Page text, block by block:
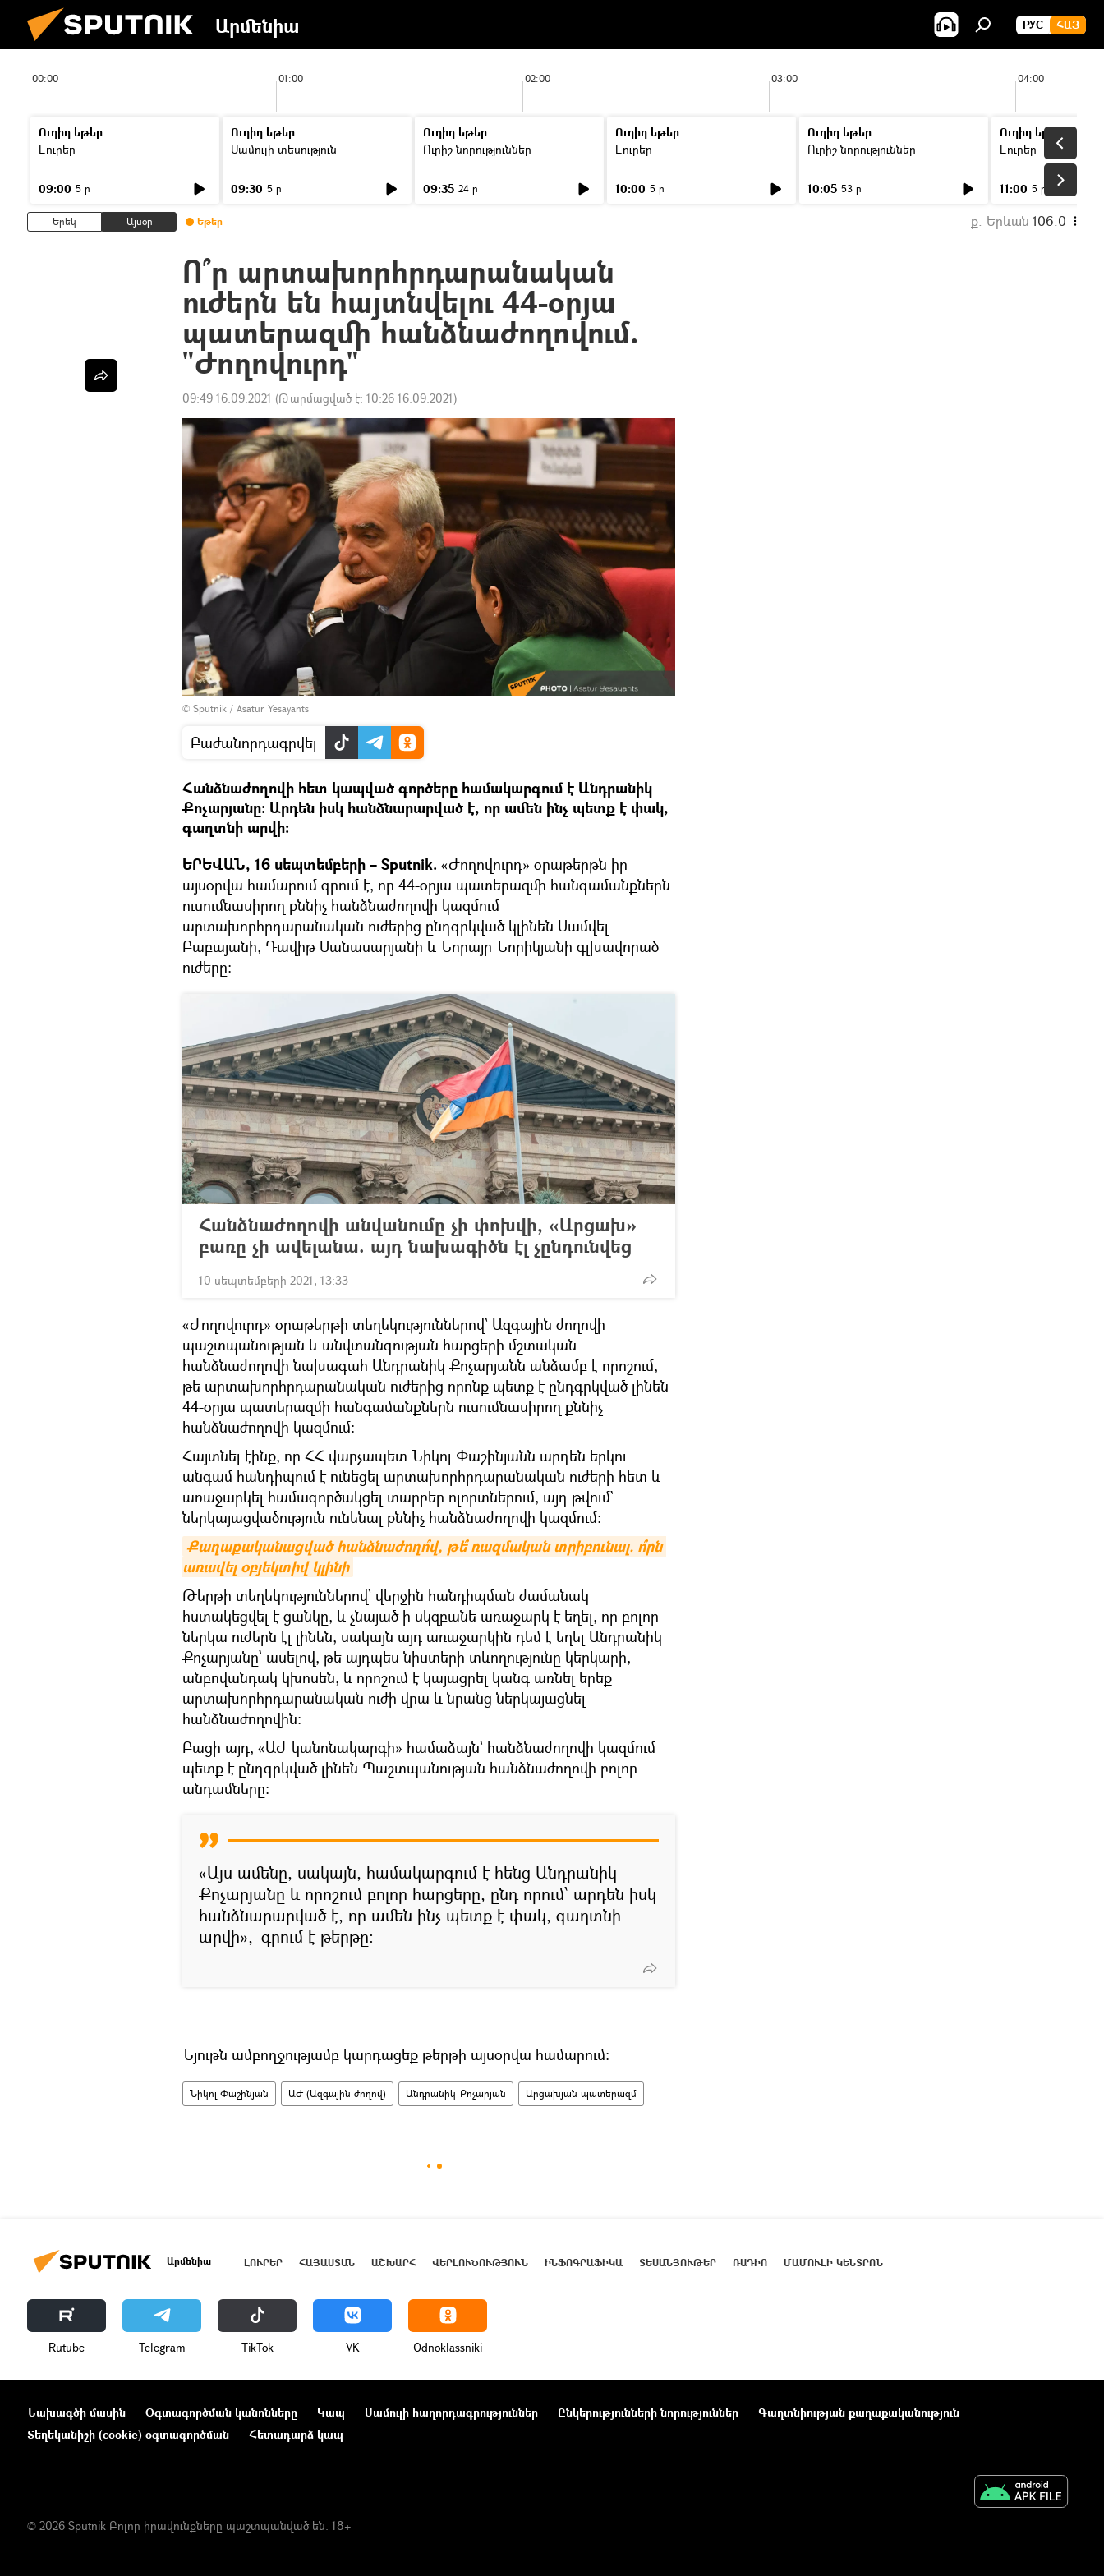
Արմենիա РУС ՀԱՅ
00:00 01:00 02:00 03:00 04:00
Ուղիղ եթեր
Լուրեր
09:00 5 ր
Ուղիղ եթեր
Մամուլի տեսություն
09:30 5 ր
Ուղիղ եթեր
Ուրիշ նորություններ
09:35 24 ր
Ուղիղ եթեր
Լուրեր
10:00 5 ր
Ուղիղ եթեր
Ուրիշ նորություններ
10:05 53 ր
Ուղիղ եթեր
Լուրեր
11:00 5 ր
Երեկ Այսօր Եթեր ք. Երևան 106.0
Ո՞ր արտախորհրդարանական
ուժերն են հայտնվելու 44-օրյա
պատերազմի հանձնաժողովում.
"Ժողովուրդ"
09:49 16.09.2021 (Թարմացված է: 10:26 16.09.2021)
© Sputnik / Asatur Yesayants
Բաժանորդագրվել
Հանձնաժողովի հետ կապված գործերը համակարգում է Անդրանիկ
Քոչարյանը։ Արդեն իսկ հանձնարարված է, որ ամեն ինչ պետք է փակ,
գաղտնի արվի։
ԵՐԵՎԱՆ, 16 սեպտեմբերի – Sputnik. «Ժողովուրդ» օրաթերթն իր
այսօրվա համարում գրում է, որ 44-օրյա պատերազմի հանգամանքներն
ուսումնասիրող քննիչ հանձնաժողովի կազմում
արտախորհրդարանական ուժերից ընդգրկված կլինեն Սամվել
Բաբայանի, Դավիթ Սանասարյանի և Նորայր Նորիկյանի գլխավորած
ուժերը։
Հանձնաժողովի անվանումը չի փոխվի, «Արցախ»
բառը չի ավելանա. այդ նախագիծն էլ չընդունվեց
10 սեպտեմբերի 2021, 13:33
«Ժողովուրդ» օրաթերթի տեղեկություններով՝ Ազգային ժողովի
պաշտպանության և անվտանգության հարցերի մշտական
հանձնաժողովի նախագահ Անդրանիկ Քոչարյանն անձամբ է որոշում,
թե արտախորհրդարանական ուժերից որոնք պետք է ընդգրկված լինեն
44-օրյա պատերազմի հանգամանքներն ուսումնասիրող քննիչ
հանձնաժողովի կազմում։
Հայտնել էինք, որ ՀՀ վարչապետ Նիկոլ Փաշինյանն արդեն երկու
անգամ հանդիպում է ունեցել արտախորհրդարանական ուժերի հետ և
առաջարկել համագործակցել տարբեր ոլորտներում, այդ թվում`
ներկայացվածություն ունենալ քննիչ հանձնաժողովի կազմում։
Քաղաքականացված հանձնաժողո՞վ, թե՞ ռազմական տրիբունալ. ո՞րն
առավել օբյեկտիվ կլինի
Թերթի տեղեկություններով՝ վերջին հանդիպման ժամանակ
հստակեցվել է ցանկը, և չնայած ի սկզբանե առաջարկ է եղել, որ բոլոր
ներկա ուժերն էլ լինեն, սակայն այդ առաջարկին դեմ է եղել Անդրանիկ
Քոչարյանը՝ ասելով, թե այդպես նիստերի տևողությունը կերկարի,
անբովանդակ կխոսեն, և որոշում է կայացրել կանգ առնել երեք
արտախորհրդարանական ուժի վրա և նրանց ներկայացնել
հանձնաժողովին։
Բացի այդ, «ԱԺ կանոնակարգի» համաձայն՝ հանձնաժողովի կազմում
պետք է ընդգրկված լինեն Պաշտպանության հանձնաժողովի բոլոր
անդամները։
«Այս ամենը, սակայն, համակարգում է հենց Անդրանիկ
Քոչարյանը և որոշում բոլոր հարցերը, ընդ որում՝ արդեն իսկ
հանձնարարված է, որ ամեն ինչ պետք է փակ, գաղտնի
արվի»,–գրում է թերթը։
Նյութն ամբողջությամբ կարդացեք թերթի այսօրվա համարում։
Նիկոլ Փաշինյան ԱԺ (Ազգային ժողով) Անդրանիկ Քոչարյան Արցախյան պատերազմ
Արմենիա ԼՈՒՐԵՐ ՀԱՅԱՍՏԱՆ ԱՇԽԱՐՀ ՎԵՐԼՈՒԾՈՒԹՅՈՒՆ ԻՆՖՈԳՐԱՖԻԿԱ ՏԵՍԱՆՅՈՒԹԵՐ ՌԱԴԻՈ ՄԱՄՈՒԼԻ ԿԵՆՏՐՈՆ
Rutube Telegram ТikТоk VK Odnoklassniki
Նախագծի մասին Օգտագործման կանոնները Կապ Մամուլի հաղորդագրություններ Ընկերությունների նորություններ
Գաղտնիության քաղաքականություն
Տեղեկանիշի (cookie) օգտագործման
Հետադարձ կապ
© 2026 Sputnik Բոլոր իրավունքները պաշտպանված են. 18+